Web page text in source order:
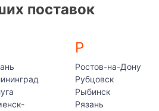
поставок
Р
Ростов-на-Дону
Рубцовск
Рыбинск
Рязань